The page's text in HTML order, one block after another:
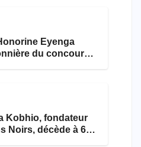
Eyenga
du concours
Kobhio, fondateur
Noirs, décède à 69